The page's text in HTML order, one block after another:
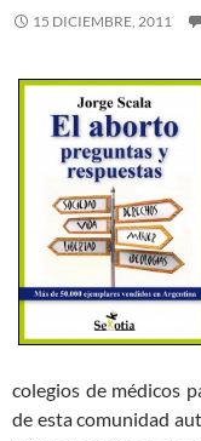
15 DICIEMBRE, 2011
colegios de médicos
de esta comunidad